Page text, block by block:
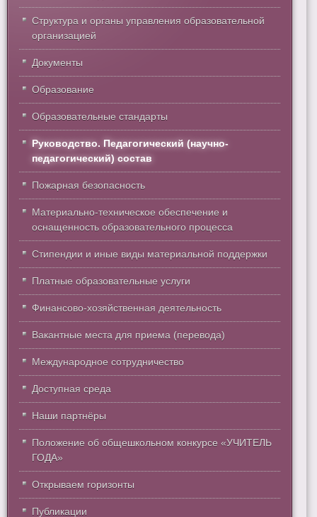
Структура и органы управления образовательной
организацией
Документы
Образование
Образовательные стандарты
Руководство. Педагогический (научно-
педагогический) состав
Пожарная безопасность
Материально-техническое обеспечение и
оснащенность образовательного процесса
Стипендии и иные виды материальной поддержки
Платные образовательные услуги
Финансово-хозяйственная деятельность
Вакантные места для приема (перевода)
Международное сотрудничество
Доступная среда
Наши партнёры
Положение об общешкольном конкурсе «УЧИТЕЛЬ
ГОДА»
Открываем горизонты
Публикации